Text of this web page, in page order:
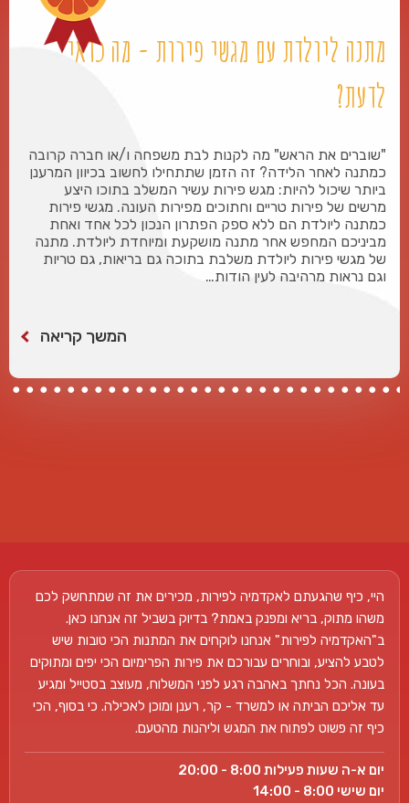
מתנה ליולדת עם מגשי פירות - מה כדאי
לדעת?
"שוברים את הראש" מה לקנות לבת משפחה ו/או חברה קרובה
כמתנה לאחר הלידה? זה הזמן שתתחילו לחשוב בכיוון המרענן
ביותר שיכול להיות: מגש פירות עשיר המשלב בתוכו היצע
מרשים של פירות טריים וחתוכים מפירות העונה. מגשי פירות
כמתנה ליולדת הם ללא ספק הפתרון הנכון לכל אחד ואחת
מביניכם המחפש אחר מתנה מושקעת ומיוחדת ליולדת. מתנה
של מגשי פירות ליולדת משלבת בתוכה גם בריאות, גם טריות
וגם נראות מרהיבה לעין הודות…
המשך קריאה
היי, כיף שהגעתם לאקדמיה לפירות, מכירים את זה שמתחשק לכם
משהו מתוק, בריא ומפנק באמת? בדיוק בשביל זה אנחנו כאן.
ב"האקדמיה לפירות" אנחנו לוקחים את המתנות הכי טובות שיש
לטבע להציע, ובוחרים עבורכם את פירות הפרימיום הכי יפים ומתוקים
בעונה. הכל נחתך באהבה רגע לפני המשלוח, מעוצב בסטייל ומגיע
עד אליכם הביתה או למשרד - קר, רענן ומוכן לאכילה. כי בסוף, הכי
כיף זה פשוט לפתוח את המגש וליהנות מהטעם.
יום א-ה שעות פעילות 8:00 - 20:00
יום שישי 8:00 - 14:00